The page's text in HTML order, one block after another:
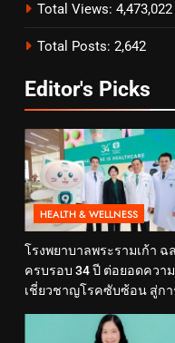
Total Views: 4,473,022
Total Posts: 2,642
Editor's Picks
HEALTH & WELLNESS
โรงพยาบาลพระรามเก้า ฉ
ครบรอบ 34 ปี ต่อยอดความ
เชี่ยวชาญโรคซับซ้อน สู่กา
โจทย์ไลฟ์สไตล์ ภายใต้แนว